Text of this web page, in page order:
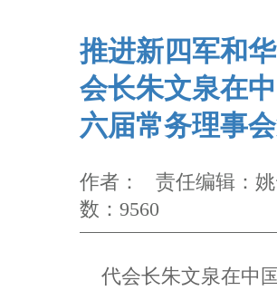
推进新四军和
会长朱文泉在
六届常务理事
作者： 责任编辑：
数：9560
代会长朱文泉在中